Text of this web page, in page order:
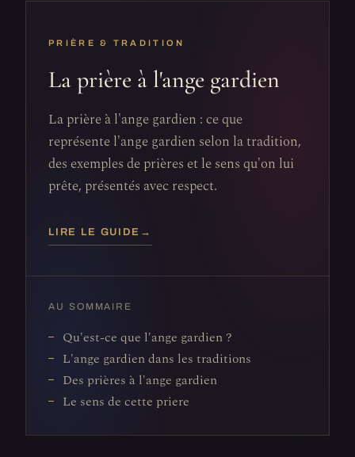
PRIÈRE & TRADITION
La prière à l'ange gardien
La prière à l'ange gardien : ce que
représente l'ange gardien selon la tradition,
des exemples de prières et le sens qu'on lui
prête, présentés avec respect.
LIRE LE GUIDE →
AU SOMMAIRE
Qu'est-ce que l'ange gardien ?
L'ange gardien dans les traditions
Des prières à l'ange gardien
Le sens de cette priere